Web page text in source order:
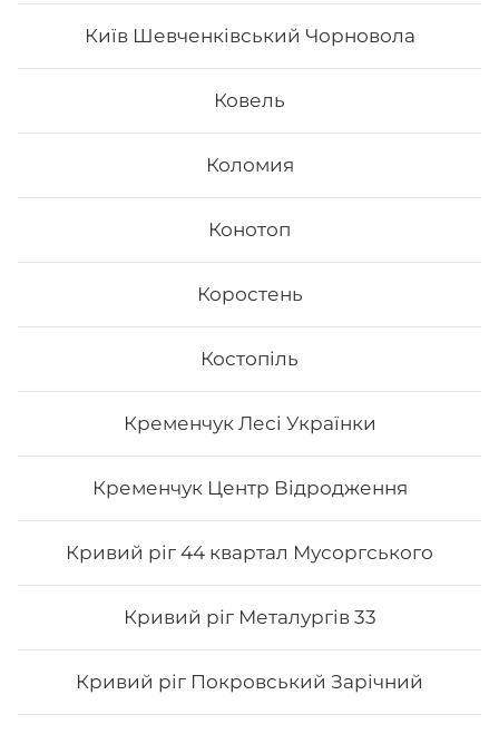
Київ Шевченківський Чорновола
Ковель
Коломия
Конотоп
Коростень
Костопіль
Кременчук Лесі Українки
Кременчук Центр Відродження
Кривий ріг 44 квартал Мусоргського
Кривий ріг Металургів 33
Кривий ріг Покровський Зарічний
- Філадельфія з лососем - Філадельфія з тунцем -
522